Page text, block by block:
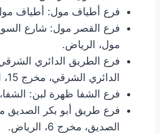
فرع أطياف مول: أطياف
فرع القصر مول: شارع
مول، الرياض.
الدائري الشرقي، مخرج 15، الرياض.
فرع الشفا ظهرة لبن:
الصديق، مخرج 6، الرياض.